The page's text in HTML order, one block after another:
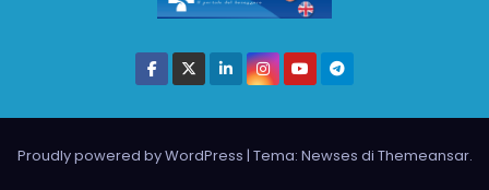
Proudly powered by WordPress | Tema: Newses di Themeansar.